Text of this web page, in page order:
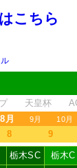
こちら
天皇杯
8月 9月 10月
8 9
栃木SC 栃木C